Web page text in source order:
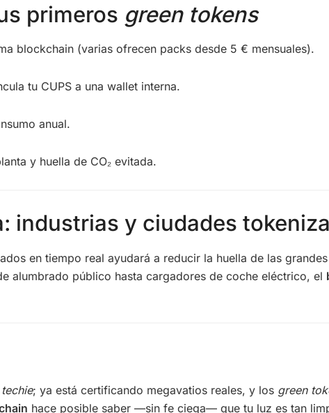
primeros green tokens
blockchain (varias ofrecen packs desde 5 € mensuales).
tu CUPS a una wallet interna.
anual.
y huella de CO₂ evitada.
industrias y ciudades
en tiempo real ayudará a reducir la huella de las
alumbrado público hasta cargadores de coche eléctrico, el
techie; ya está certificando megavatios reales, y los green
hace posible saber —sin fe ciega— que tu luz es tan